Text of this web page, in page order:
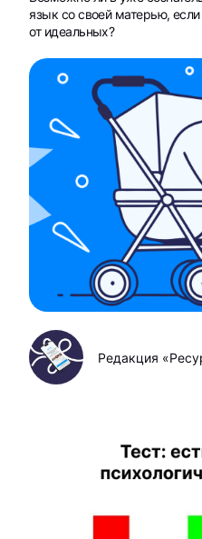
язык со своей матерью,
от идеальных?
Редакция